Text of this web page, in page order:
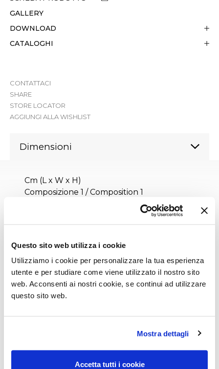
Questo sito web utilizza i cookie
Utilizziamo i cookie per personalizzare la tua esperienza
utente e per studiare come viene utilizzato il nostro sito
web. Acconsenti ai nostri cookie, se continui ad utilizzare
questo sito web.
Mostra dettagli
Accetta tutti i cookie
GALLERY
DOWNLOAD
CATALOGHI
CONTATTACI
SHARE
STORE LOCATOR
AGGIUNGI ALLA WISHLIST
Dimensioni
Cm (L x W x H)
Composizione 1 / Composition 1
Composizione 2 / Composition 2
Inches (L x W x H)
Composizione 1 / Composition 1
84¾ x 78¾
Composizione 2 / Composition 2